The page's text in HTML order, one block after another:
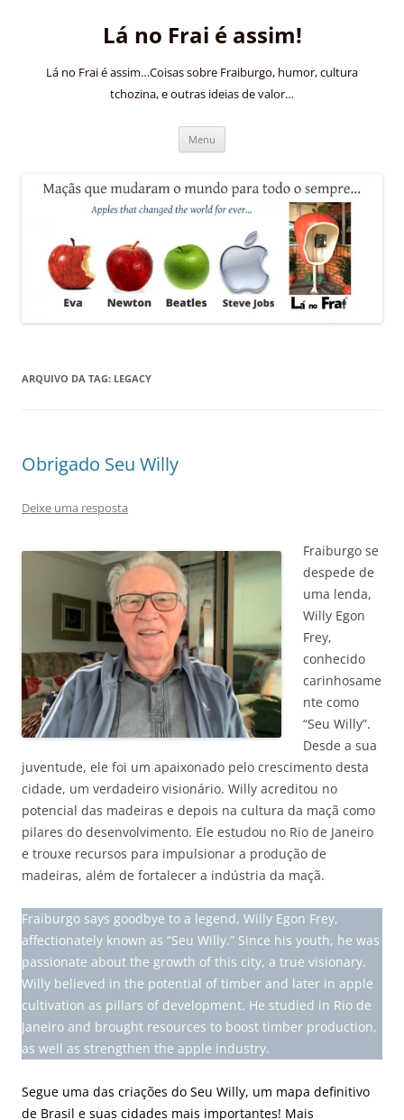
Lá no Frai é assim!
Lá no Frai é assim…Coisas sobre Fraiburgo, humor, cultura
tchozina, e outras ideias de valor…
Menu
ARQUIVO DA TAG: LEGACY
Obrigado Seu Willy
Deixe uma resposta
Fraiburgo se
despede de
uma lenda,
Willy Egon
Frey,
conhecido
carinhosame
nte como
“Seu Willy”.
Desde a sua
juventude, ele foi um apaixonado pelo crescimento desta
cidade, um verdadeiro visionário. Willy acreditou no
potencial das madeiras e depois na cultura da maçã como
pilares do desenvolvimento. Ele estudou no Rio de Janeiro
e trouxe recursos para impulsionar a produção de
madeiras, além de fortalecer a indústria da maçã.
Fraiburgo says goodbye to a legend, Willy Egon Frey,
affectionately known as “Seu Willy.” Since his youth, he was
passionate about the growth of this city, a true visionary.
Willy believed in the potential of timber and later in apple
cultivation as pillars of development. He studied in Rio de
Janeiro and brought resources to boost timber production,
as well as strengthen the apple industry.
Segue uma das criações do Seu Willy, um mapa definitivo
de Brasil e suas cidades mais importantes! Mais